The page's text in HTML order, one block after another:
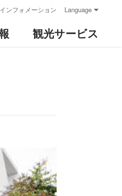
ンフォメーション Language
観光サービス